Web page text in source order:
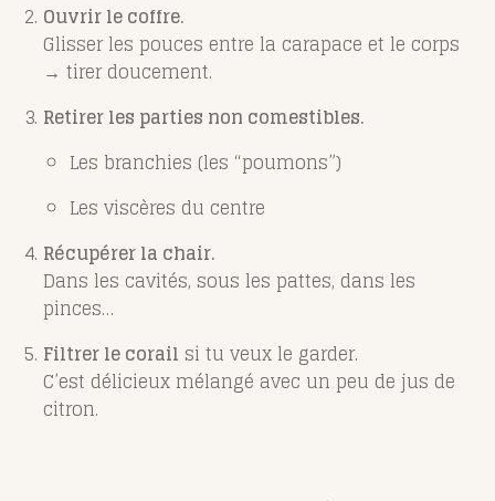
Ouvrir le coffre.
Glisser les pouces entre la carapace et le corps
→ tirer doucement.
Retirer les parties non comestibles.
Les branchies (les “poumons”)
Les viscères du centre
Récupérer la chair.
Dans les cavités, sous les pattes, dans les
pinces…
Filtrer le corail si tu veux le garder.
C’est délicieux mélangé avec un peu de jus de
citron.